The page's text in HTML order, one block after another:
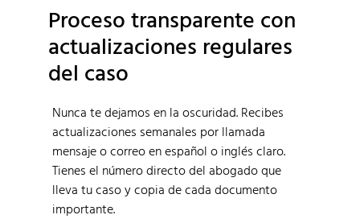
Proceso transparente con
actualizaciones regulares
del caso
Nunca te dejamos en la oscuridad. Recibes
actualizaciones semanales por llamada
mensaje o correo en español o inglés claro.
Tienes el número directo del abogado que
lleva tu caso y copia de cada documento
importante.